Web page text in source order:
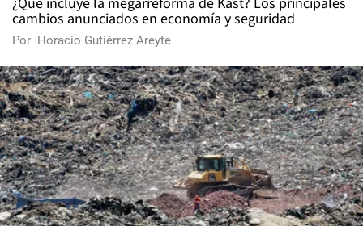
cambios anunciados en economía y seguridad
Por Horacio Gutiérrez Areyte